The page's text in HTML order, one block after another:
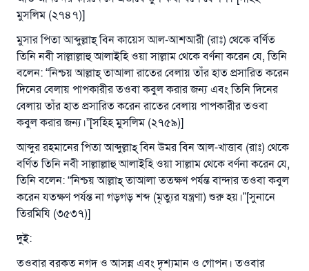
মুসলিম (২৭৪৭)]
মুসার পিতা আব্দুল্লাহ্‌ বিন কায়েস আল-আশআরী (রাঃ) থেকে বর্ণিত
তিনি নবী সাল্লাল্লাহু আলাইহি ওয়া সাল্লাম থেকে বর্ণনা করেন যে, তিনি
বলেন: “নিশ্চয় আল্লাহ্‌ তাআলা রাতের বেলায় তাঁর হাত প্রসারিত করেন
দিনের বেলায় পাপকারীর তওবা কবুল করার জন্য এবং তিনি দিনের
বেলায় তাঁর হাত প্রসারিত করেন রাতের বেলায় পাপকারীর তওবা
কবুল করার জন্য।”[সহিহ মুসলিম (২৭৫৯)]
আব্দুর রহমানের পিতা আব্দুল্লাহ্‌ বিন উমর বিন আল-খাত্তাব (রাঃ) থেকে
বর্ণিত তিনি নবী সাল্লাল্লাহু আলাইহি ওয়া সাল্লাম থেকে বর্ণনা করেন যে,
তিনি বলেন: “নিশ্চয় আল্লাহ্‌ তাআলা ততক্ষণ পর্যন্ত বান্দার তওবা কবুল
করেন যতক্ষণ পর্যন্ত না গড়গড় শব্দ (মৃত্যুর যন্ত্রণা) শুরু হয়।”[সুনানে
তিরমিযি (৩৫৩৭)]
দুই:
তওবার বরকত নগদ ও আসন্ন এবং দৃশ্যমান ও গোপন। তওবার
উত্তর নম্বর ১১০৮৪৫ একটি বিবাহ রক্ষা
উম্মাহকে উত্তর দিতে আমাদেরকে সহযোগিতা করুন